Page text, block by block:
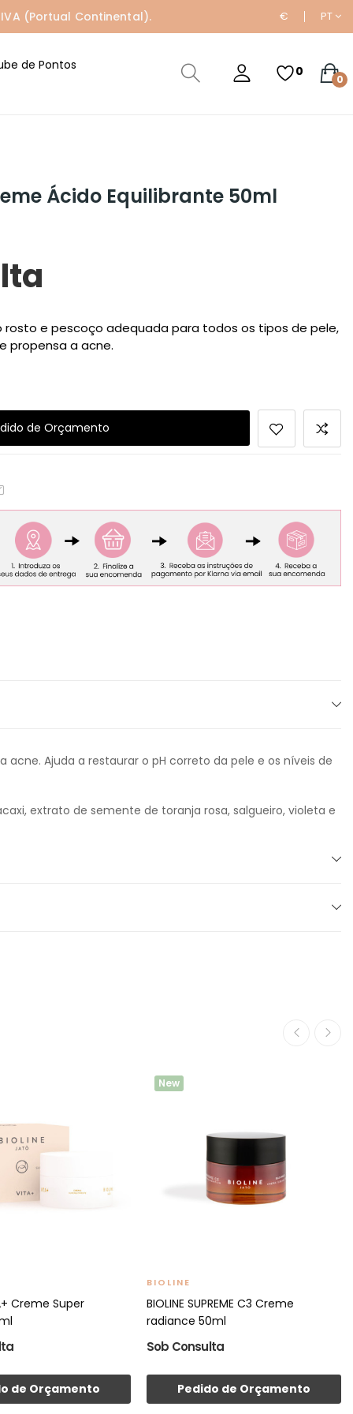
(Portual Continental). € PT
de Pontos
0
0
Ácido Equilibrante 50ml
rosto e pescoço adequada para todos os tipos de pele,
propensa a acne.
de Orçamento
Ajuda a restaurar o pH correto da pele e os níveis de
extrato de semente de toranja rosa, salgueiro, violeta e
Creme Super
de Orçamento
New
BIOLINE
BIOLINE SUPREME C3 Creme
radiance 50ml
Sob Consulta
Pedido de Orçamento